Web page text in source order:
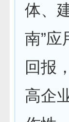
体、
南”
回报
高企